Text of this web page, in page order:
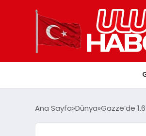
Ana Sayfa Dünya Gazze’de